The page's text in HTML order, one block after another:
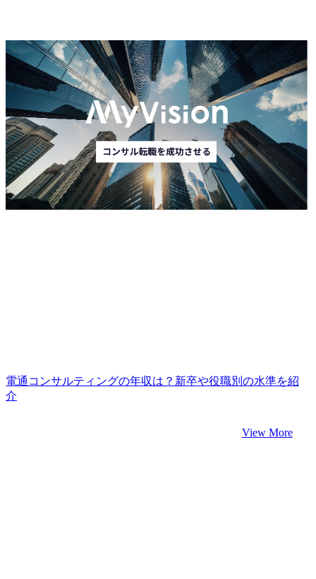
電通コンサルティングの年収は？新卒や役職別の水準を紹
介
View More